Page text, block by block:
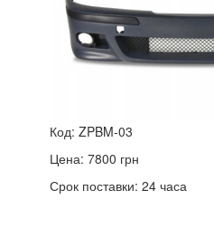
Код: ZPBM-03
Цена: 7800 грн
Срок поставки: 24 часа